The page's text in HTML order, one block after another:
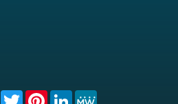
FacebookTwitterPinterest
LinkedIn